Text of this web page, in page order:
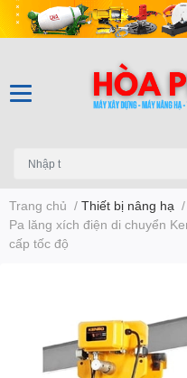
Trang chủ / Thiết bị nâng hạ /
Pa lăng xích điện di chuyển
cấp tốc độ